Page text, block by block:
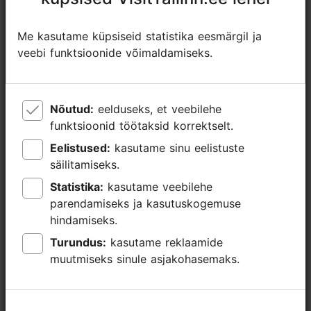
+372 53450651
Lisainfo
WiFi
Loe lähemalt
Me kasutame küpsiseid statistika eesmärgil ja
veebi funktsioonide võimaldamiseks.
Nõutud:
funktsioonid töötaksid korrektselt.
Eelistused:
säilitamiseks.
Statistika:
parendamiseks ja kasutuskogemuse
hindamiseks.
Turundus:
muutmiseks sinule asjakohasemaks.
Me kasutame küpsiseid statistika eesmärgil ja
veebi funktsioonide võimaldamiseks.
Nõutud:
funktsioonid töötaksid korrektselt.
Eelistused:
säilitamiseks.
Statistika:
parendamiseks ja kasutuskogemuse
hindamiseks.
Turundus:
muutmiseks sinule asjakohasemaks.